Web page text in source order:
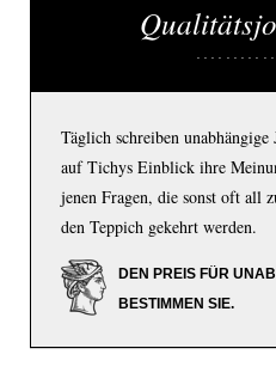
Täglich schreiben
auf Tichys Einblick ihre
jenen Fragen, die sonst oft all
den Teppich gekehrt werden.
DEN PREIS FÜR
BESTIMMEN SIE.